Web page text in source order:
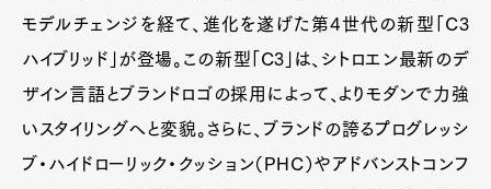
モデルチェンジを経て、進化を遂げた第4世代の新型「C3
ハイブリッド」が登場。この新型「C3」は、シトロエン最新のデ
ザイン言語とブランドロゴの採用によって、よりモダンで力強
いスタイリングへと変貌。さらに、ブランドの誇るプログレッシ
ブ・ハイドローリック・クッション（PHC）やアドバンストコンフ